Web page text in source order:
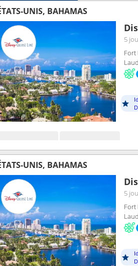
UNIS, BAHAMAS
5
Fort
UNIS, BAHAMAS
5
Fort